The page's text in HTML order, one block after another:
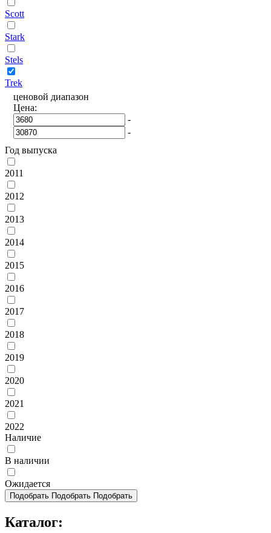
Scott
Stark
Stels
Trek
ценовой диапазон
Цена:
-
-
Год выпуска
2011
2012
2013
2014
2015
2016
2017
2018
2019
2020
2021
2022
Наличие
В наличии
Ожидается
Подобрать Подобрать Подобрать
Каталог: